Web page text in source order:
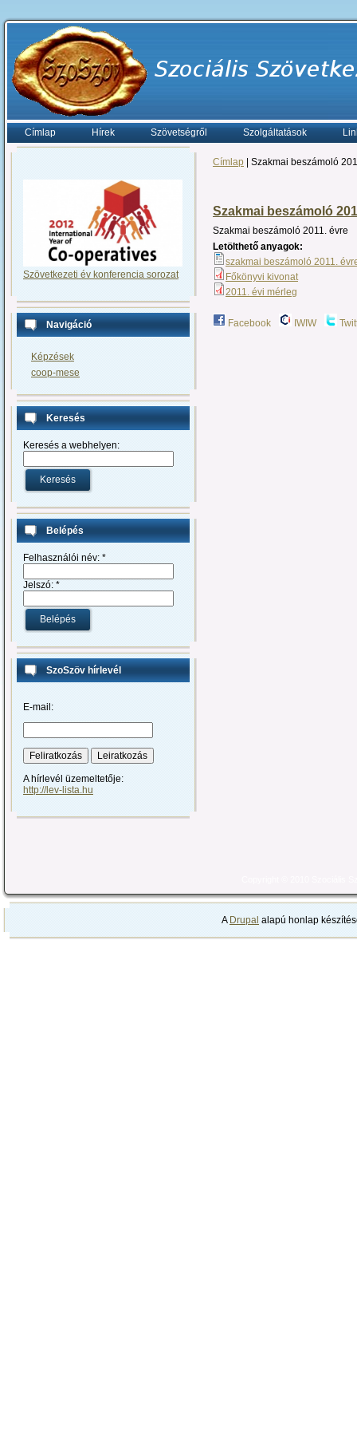
Címlap Hírek Szövetségről Szolgáltatások
Szövetkezeti év konferencia sorozat
Navigáció
Képzések
coop-mese
Keresés
Keresés a webhelyen:
Belépés
Felhasználói név: *
Jelszó: *
SzoSzöv hírlevél
E-mail:
A hírlevél üzemeltetője:
http://lev-lista.hu
Címlap | Szakmai beszámoló
Szakmai beszámoló
Szakmai beszámoló 2011. évre
Letölthető anyagok:
szakmai beszámoló 2011.
Főkönyvi kivonat
2011. évi mérleg
Facebook IWIW
A Drupal alapú honlap